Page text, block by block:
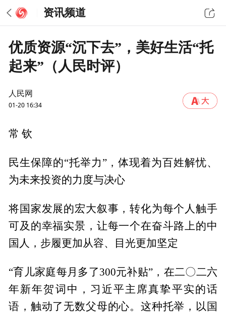
资讯频道
优质资源“沉下去”，美好生活“托
起来”（人民时评）
人民网
01-20 16:34
常 钦
民生保障的“托举力”，体现着为百姓解忧、
为未来投资的力度与决心
将国家发展的宏大叙事，转化为每个人触手
可及的幸福实景，让每一个在奋斗路上的中
国人，步履更加从容、目光更加坚定
“育儿家庭每月多了300元补贴”，在二〇二六
年新年贺词中，习近平主席真挚平实的话
语，触动了无数父母的心。这种托举，以国